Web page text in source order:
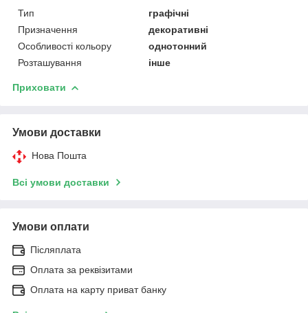
Тип
графічні
Призначення
декоративні
Особливості кольору
однотонний
Розташування
інше
Приховати
Умови доставки
Нова Пошта
Всі умови доставки
Умови оплати
Післяплата
Оплата за реквізитами
Оплата на карту приват банку